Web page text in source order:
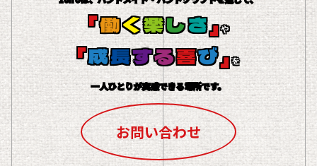
「働く楽しさ」や
「成長する喜び」を
一人ひとりが実感できる場所です。
お問い合わせ